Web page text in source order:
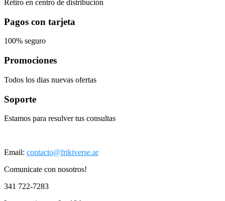
Retiro en centro de distribución
Pagos con tarjeta
100% seguro
Promociones
Todos los dias nuevas ofertas
Soporte
Estamos para resulver tus consultas
Email: contacto@frikiverse.ar
Comunicate con nosotros!
341 722-7283